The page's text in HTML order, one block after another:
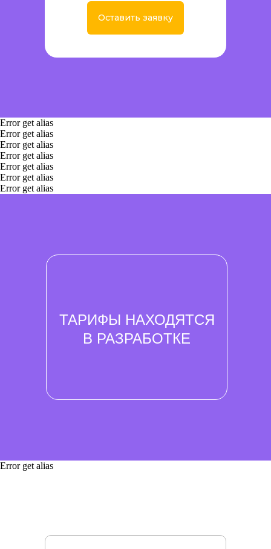
Оставить заявку
Error get alias
Error get alias
Error get alias
Error get alias
Error get alias
Error get alias
Error get alias
ТАРИФЫ НАХОДЯТСЯ
В РАЗРАБОТКЕ
Error get alias